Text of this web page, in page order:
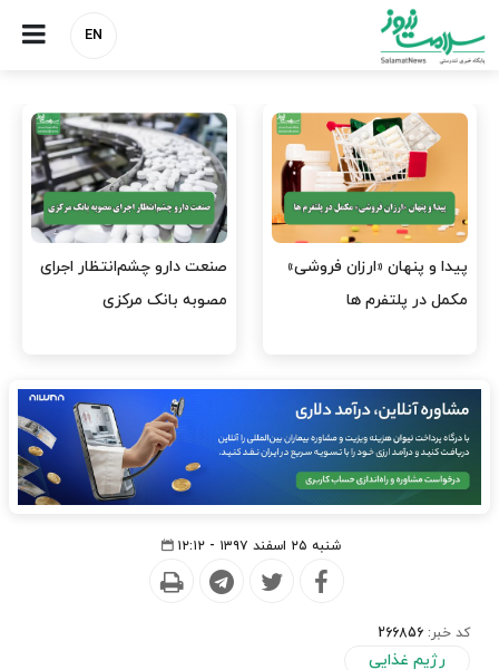
EN
هشدار کانون هموفیلی ایران:
۴ هزار بیمار ۸ ماه است
نسخه وزارت بهداشت برای
مهار پزشک‌نماهای
شنبه ۲۵ اسفند ۱۳۹۷ - ۱۲:۱۲
کد خبر: 266856
رژیم غذایی